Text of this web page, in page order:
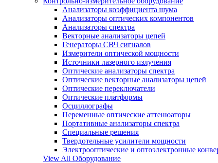
Анализаторы коэффициента шума
Анализаторы оптических компонентов
Анализаторы спектра
Векторные анализаторы цепей
Генераторы СВЧ сигналов
Измерители оптической мощности
Источники лазерного излучения
Оптические анализаторы спектра
Оптические векторные анализаторы цепей
Оптические переключатели
Оптические платформы
Осциллографы
Переменные оптические аттенюаторы
Портативные анализаторы спектра
Специальные решения
Твердотельные усилители мощности
Электрооптические и оптоэлектронные
View All Оборудование